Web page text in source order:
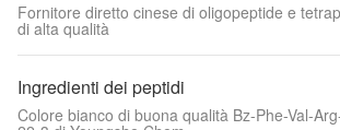
Fornitore diretto cinese di oligopeptide e
di alta qualità
Ingredienti dei peptidi
Colore bianco di buona qualità Bz-Phe-Val-